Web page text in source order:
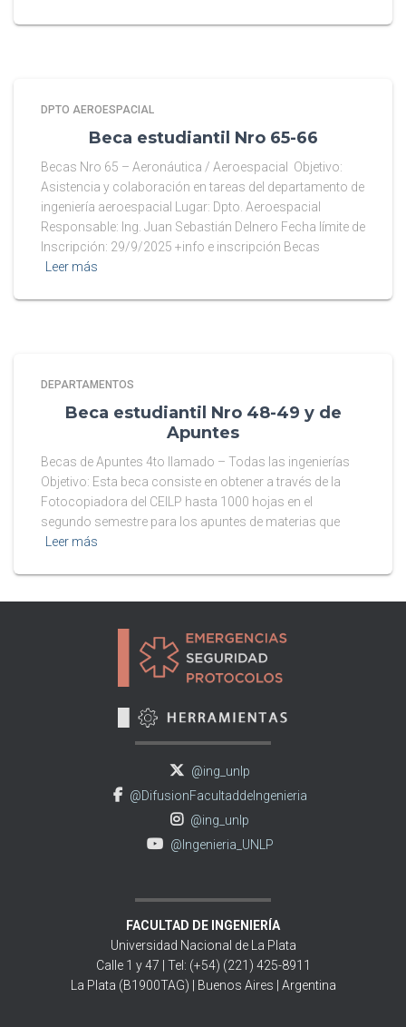
DPTO AEROESPACIAL
Beca estudiantil Nro 65-66
Becas Nro 65 – Aeronáutica / Aeroespacial Objetivo:
Asistencia y colaboración en tareas del departamento de
ingeniería aeroespacial Lugar: Dpto. Aeroespacial
Responsable: Ing. Juan Sebastián Delnero Fecha límite de
Inscripción: 29/9/2025 +info e inscripción Becas
Leer más
DEPARTAMENTOS
Beca estudiantil Nro 48-49 y de
Apuntes
Becas de Apuntes 4to llamado – Todas las ingenierías
Objetivo: Esta beca consiste en obtener a través de la
Fotocopiadora del CEILP hasta 1000 hojas en el
segundo semestre para los apuntes de materias que
Leer más
@ing_unlp
@DifusionFacultaddeIngenieria
@ing_unlp
@Ingenieria_UNLP
FACULTAD DE INGENIERÍA
Universidad Nacional de La Plata
Calle 1 y 47 | Tel: (+54) (221) 425-8911
La Plata (B1900TAG) | Buenos Aires | Argentina